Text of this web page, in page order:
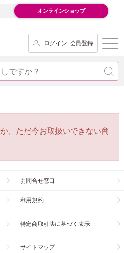
オンラインショップ
ログイン･会員登録
、ただ今お取扱いできない商
お問合せ窓口
利用規約
特定商取引法に基づく表示
サイトマップ